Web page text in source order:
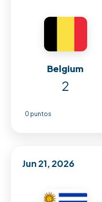
Belgium
2
0 puntos
Jun 21, 2026